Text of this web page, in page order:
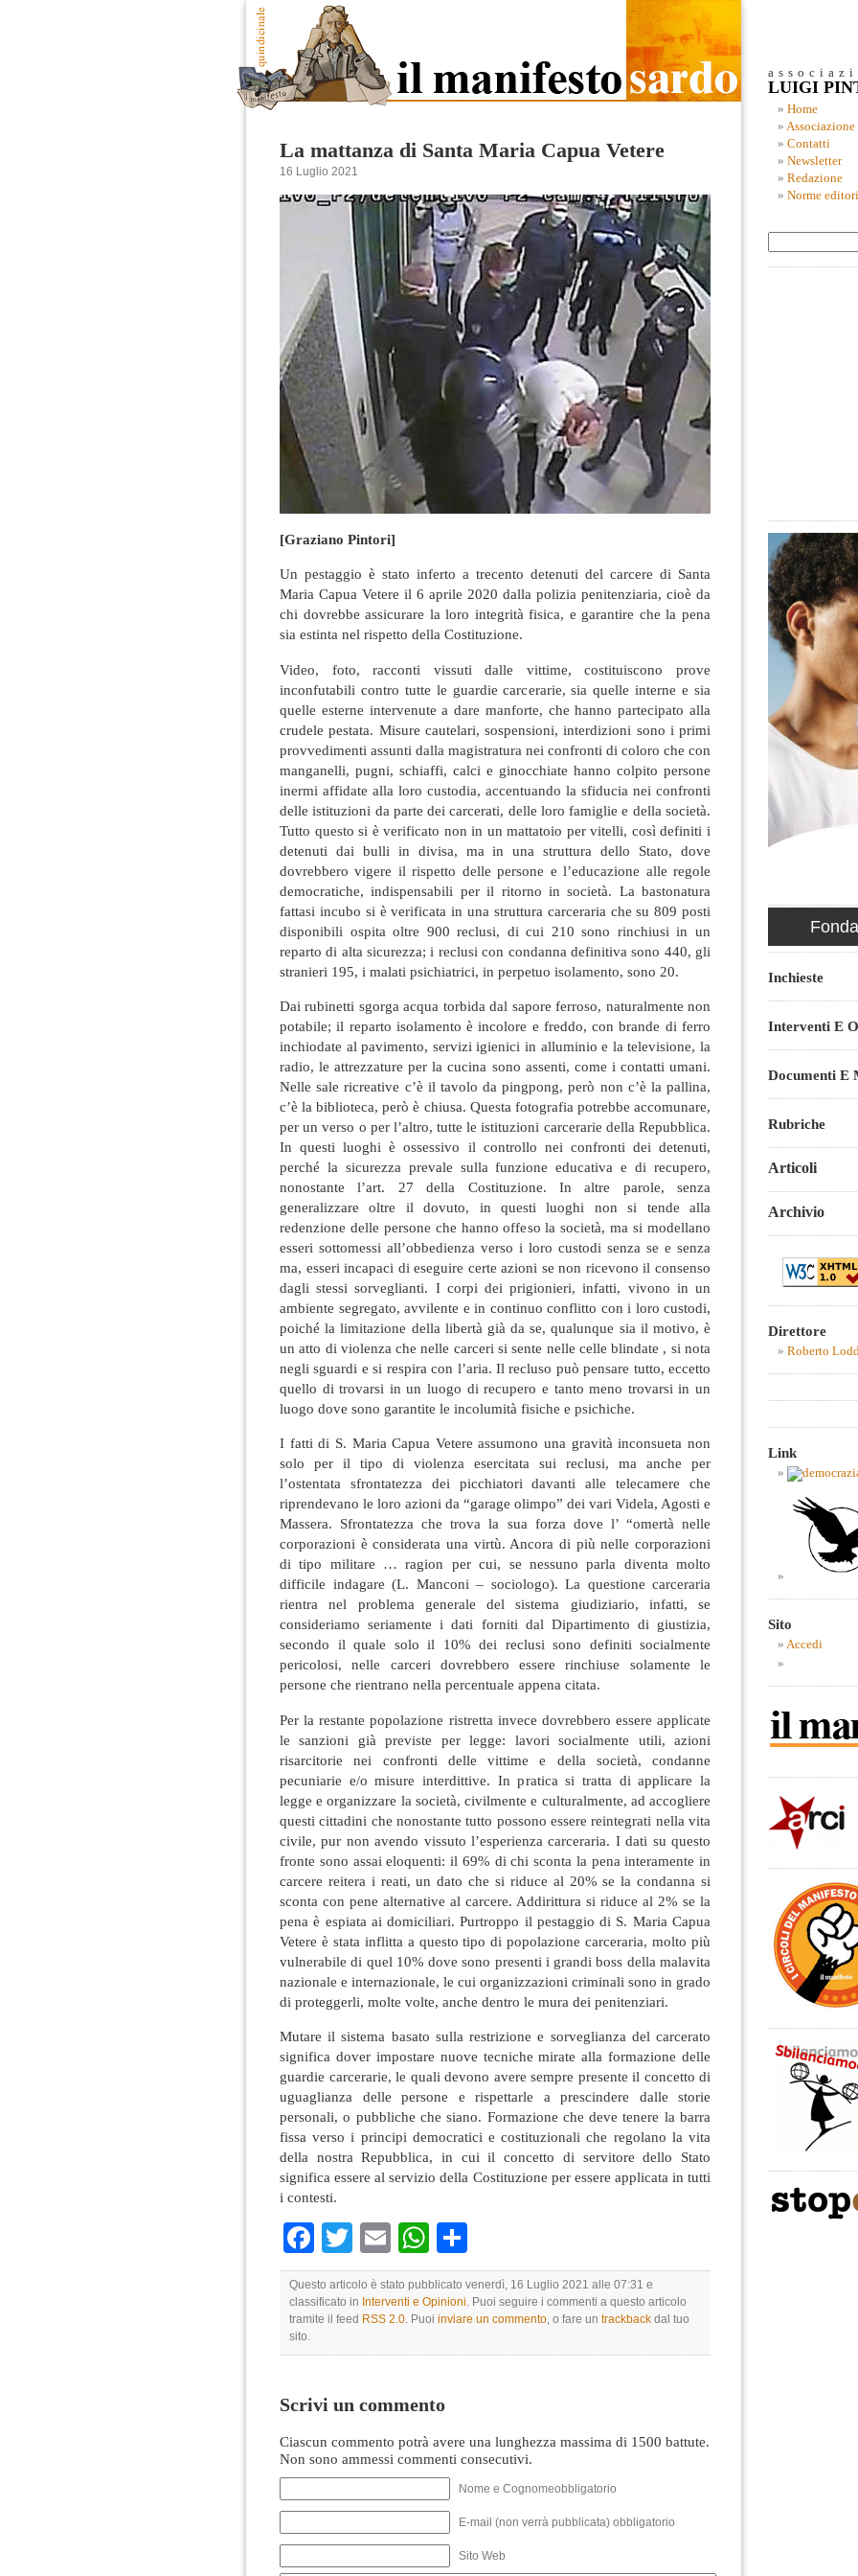
La mattanza di Santa Maria Capua Vetere
16 Luglio 2021
[Graziano Pintori]
Un pestaggio è stato inferto a trecento detenuti del carcere di Santa
Maria Capua Vetere il 6 aprile 2020 dalla polizia penitenziaria, cioè da
chi dovrebbe assicurare la loro integrità fisica, e garantire che la pena
sia estinta nel rispetto della Costituzione.
Video, foto, racconti vissuti dalle vittime, costituiscono prove
inconfutabili contro tutte le guardie carcerarie, sia quelle interne e sia
quelle esterne intervenute a dare manforte, che hanno partecipato alla
crudele pestata. Misure cautelari, sospensioni, interdizioni sono i primi
provvedimenti assunti dalla magistratura nei confronti di coloro che con
manganelli, pugni, schiaffi, calci e ginocchiate hanno colpito persone
inermi affidate alla loro custodia, accentuando la sfiducia nei confronti
delle istituzioni da parte dei carcerati, delle loro famiglie e della società.
Tutto questo si è verificato non in un mattatoio per vitelli, così definiti i
detenuti dai bulli in divisa, ma in una struttura dello Stato, dove
dovrebbero vigere il rispetto delle persone e l’educazione alle regole
democratiche, indispensabili per il ritorno in società. La bastonatura
fattasi incubo si è verificata in una struttura carceraria che su 809 posti
disponibili ospita oltre 900 reclusi, di cui 210 sono rinchiusi in un
reparto di alta sicurezza; i reclusi con condanna definitiva sono 440, gli
stranieri 195, i malati psichiatrici, in perpetuo isolamento, sono 20.
Dai rubinetti sgorga acqua torbida dal sapore ferroso, naturalmente non
potabile; il reparto isolamento è incolore e freddo, con brande di ferro
inchiodate al pavimento, servizi igienici in alluminio e la televisione, la
radio, le attrezzature per la cucina sono assenti, come i contatti umani.
Nelle sale ricreative c’è il tavolo da pingpong, però non c’è la pallina,
c’è la biblioteca, però è chiusa. Questa fotografia potrebbe accomunare,
per un verso o per l’altro, tutte le istituzioni carcerarie della Repubblica.
In questi luoghi è ossessivo il controllo nei confronti dei detenuti,
perché la sicurezza prevale sulla funzione educativa e di recupero,
nonostante l’art. 27 della Costituzione. In altre parole, senza
generalizzare oltre il dovuto, in questi luoghi non si tende alla
redenzione delle persone che hanno offeso la società, ma si modellano
esseri sottomessi all’obbedienza verso i loro custodi senza se e senza
ma, esseri incapaci di eseguire certe azioni se non ricevono il consenso
dagli stessi sorveglianti. I corpi dei prigionieri, infatti, vivono in un
ambiente segregato, avvilente e in continuo conflitto con i loro custodi,
poiché la limitazione della libertà già da se, qualunque sia il motivo, è
un atto di violenza che nelle carceri si sente nelle celle blindate , si nota
negli sguardi e si respira con l’aria. Il recluso può pensare tutto, eccetto
quello di trovarsi in un luogo di recupero e tanto meno trovarsi in un
luogo dove sono garantite le incolumità fisiche e psichiche.
I fatti di S. Maria Capua Vetere assumono una gravità inconsueta non
solo per il tipo di violenza esercitata sui reclusi, ma anche per
l’ostentata sfrontatezza dei picchiatori davanti alle telecamere che
riprendevano le loro azioni da “garage olimpo” dei vari Videla, Agosti e
Massera. Sfrontatezza che trova la sua forza dove l’ “omertà nelle
corporazioni è considerata una virtù. Ancora di più nelle corporazioni
di tipo militare … ragion per cui, se nessuno parla diventa molto
difficile indagare (L. Manconi – sociologo). La questione carceraria
rientra nel problema generale del sistema giudiziario, infatti, se
consideriamo seriamente i dati forniti dal Dipartimento di giustizia,
secondo il quale solo il 10% dei reclusi sono definiti socialmente
pericolosi, nelle carceri dovrebbero essere rinchiuse solamente le
persone che rientrano nella percentuale appena citata.
Per la restante popolazione ristretta invece dovrebbero essere applicate
le sanzioni già previste per legge: lavori socialmente utili, azioni
risarcitorie nei confronti delle vittime e della società, condanne
pecuniarie e/o misure interdittive. In pratica si tratta di applicare la
legge e organizzare la società, civilmente e culturalmente, ad accogliere
questi cittadini che nonostante tutto possono essere reintegrati nella vita
civile, pur non avendo vissuto l’esperienza carceraria. I dati su questo
fronte sono assai eloquenti: il 69% di chi sconta la pena interamente in
carcere reitera i reati, un dato che si riduce al 20% se la condanna si
sconta con pene alternative al carcere. Addirittura si riduce al 2% se la
pena è espiata ai domiciliari. Purtroppo il pestaggio di S. Maria Capua
Vetere è stata inflitta a questo tipo di popolazione carceraria, molto più
vulnerabile di quel 10% dove sono presenti i grandi boss della malavita
nazionale e internazionale, le cui organizzazioni criminali sono in grado
di proteggerli, molte volte, anche dentro le mura dei penitenziari.
Mutare il sistema basato sulla restrizione e sorveglianza del carcerato
significa dover impostare nuove tecniche mirate alla formazione delle
guardie carcerarie, le quali devono avere sempre presente il concetto di
uguaglianza delle persone e rispettarle a prescindere dalle storie
personali, o pubbliche che siano. Formazione che deve tenere la barra
fissa verso i principi democratici e costituzionali che regolano la vita
della nostra Repubblica, in cui il concetto di servitore dello Stato
significa essere al servizio della Costituzione per essere applicata in tutti
i contesti.
Facebook
TwitterEmailWhatsApp
Questo articolo è stato pubblicato venerdì, 16 Luglio 2021 alle 07:31 e
classificato in Interventi e Opinioni. Puoi seguire i commenti a questo articolo
tramite il feed RSS 2.0. Puoi inviare un commento, o fare un trackback dal tuo
sito.
Scrivi un commento
Ciascun commento potrà avere una lunghezza massima di 1500 battute.
Non sono ammessi commenti consecutivi.
Nome e Cognomeobbligatorio
E-mail (non verrà pubblicata) obbligatorio
Sito Web
LUIGI
Home
Associazione
Contatti
Newsletter
Redazione
Norme
Inchieste
Interventi E
Documenti E
Rubriche
Articoli
Archivio
Direttore
Roberto
Link
Sito
Accedi